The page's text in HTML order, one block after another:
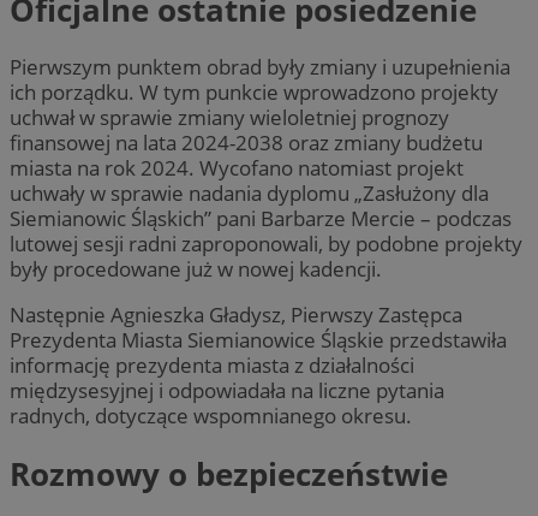
Oficjalne ostatnie posiedzenie
Pierwszym punktem obrad były zmiany i uzupełnienia
ich porządku. W tym punkcie wprowadzono projekty
uchwał w sprawie zmiany wieloletniej prognozy
finansowej na lata 2024-2038 oraz zmiany budżetu
miasta na rok 2024. Wycofano natomiast projekt
uchwały w sprawie nadania dyplomu „Zasłużony dla
Siemianowic Śląskich” pani Barbarze Mercie – podczas
lutowej sesji radni zaproponowali, by podobne projekty
były procedowane już w nowej kadencji.
Następnie Agnieszka Gładysz, Pierwszy Zastępca
Prezydenta Miasta Siemianowice Śląskie przedstawiła
informację prezydenta miasta z działalności
międzysesyjnej i odpowiadała na liczne pytania
radnych, dotyczące wspomnianego okresu.
Rozmowy o bezpieczeństwie